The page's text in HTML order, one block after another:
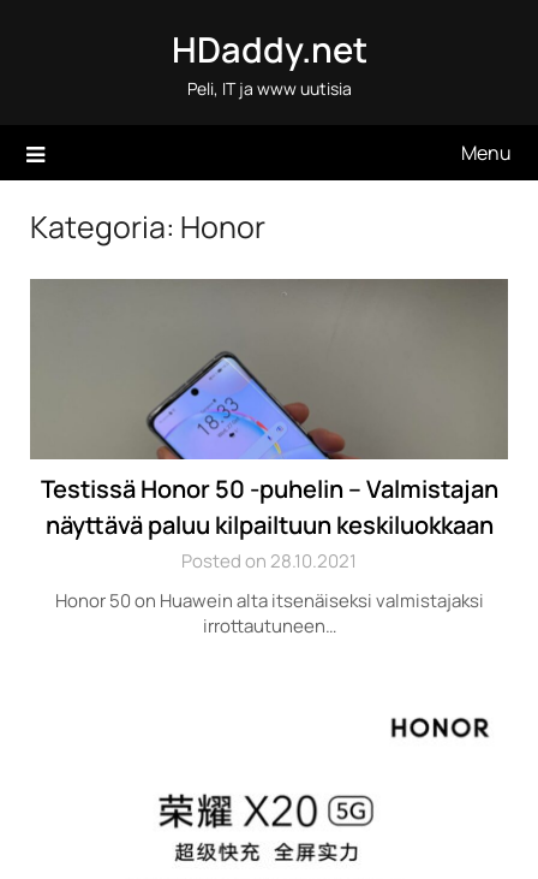
HDaddy.net
Peli, IT ja www uutisia
Menu
Kategoria: Honor
Testissä Honor 50 -puhelin – Valmistajan
näyttävä paluu kilpailtuun keskiluokkaan
Posted on 28.10.2021
Honor 50 on Huawein alta itsenäiseksi valmistajaksi
irrottautuneen…